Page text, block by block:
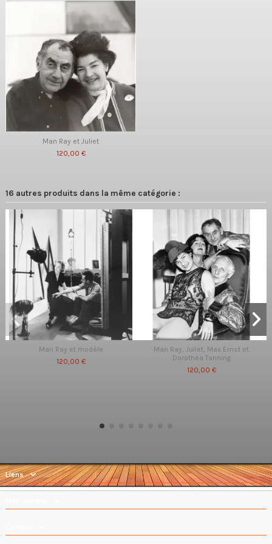
Man Ray et Juliet
120,00 €
16 autres produits dans la même catégorie :
Man Ray et modèle
120,00 €
Man Ray, Juliet, Max Ernst et
Dorothéa Tanning
120,00 €
Liens